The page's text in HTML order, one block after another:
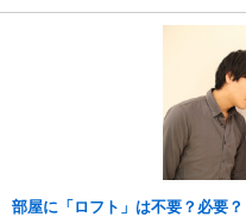
部屋に「ロフト」は不要？必要